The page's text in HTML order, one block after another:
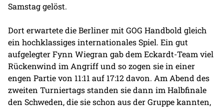
Samstag gelöst.
Dort erwartete die Berliner mit GOG Handbold gleich
ein hochklassiges internationales Spiel. Ein gut
aufgelegter Fynn Wiegran gab dem Eckardt-Team viel
Rückenwind im Angriff und so zogen sie in einer
engen Partie von 11:11 auf 17:12 davon. Am Abend des
zweiten Turniertags standen sie dann im Halbfinale
den Schweden, die sie schon aus der Gruppe kannten,